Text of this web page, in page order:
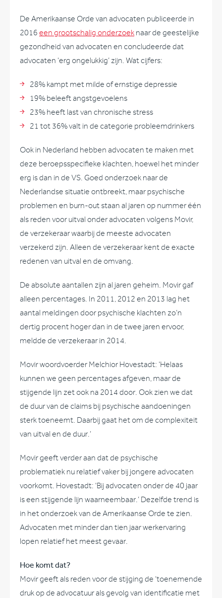
De Amerikaanse Orde van advocaten publiceerde in
2016 een grootschalig onderzoek naar de geestelijke
gezondheid van advocaten en concludeerde dat
advocaten ‘erg ongelukkig’ zijn. Wat cijfers:
28% kampt met milde of ernstige depressie
19% beleeft angstgevoelens
23% heeft last van chronische stress
21 tot 36% valt in de categorie probleemdrinkers
Ook in Nederland hebben advocaten te maken met
deze beroepsspecifieke klachten, hoewel het minder
erg is dan in de VS. Goed onderzoek naar de
Nederlandse situatie ontbreekt, maar psychische
problemen en burn-out staan al jaren op nummer één
als reden voor uitval onder advocaten volgens Movir,
de verzekeraar waarbij de meeste advocaten
verzekerd zijn. Alleen de verzekeraar kent de exacte
redenen van uitval en de omvang.
De absolute aantallen zijn al jaren geheim. Movir gaf
alleen percentages. In 2011, 2012 en 2013 lag het
aantal meldingen door psychische klachten zo’n
dertig procent hoger dan in de twee jaren ervoor,
meldde de verzekeraar in 2014.
Movir woordvoerder Melchior Hovestadt: ‘Helaas
kunnen we geen percentages afgeven, maar de
stijgende lijn zet ook na 2014 door. Ook zien we dat
de duur van de claims bij psychische aandoeningen
sterk toeneemt. Daarbij gaat het om de complexiteit
van uitval en de duur.’
Movir geeft verder aan dat de psychische
problematiek nu relatief vaker bij jongere advocaten
voorkomt. Hovestadt: ‘Bij advocaten onder de 40 jaar
is een stijgende lijn waarneembaar.’ Dezelfde trend is
in het onderzoek van de Amerikaanse Orde te zien.
Advocaten met minder dan tien jaar werkervaring
lopen relatief het meest gevaar.
Hoe komt dat?
Movir geeft als reden voor de stijging de ‘toenemende
druk op de advocatuur als gevolg van identificatie met